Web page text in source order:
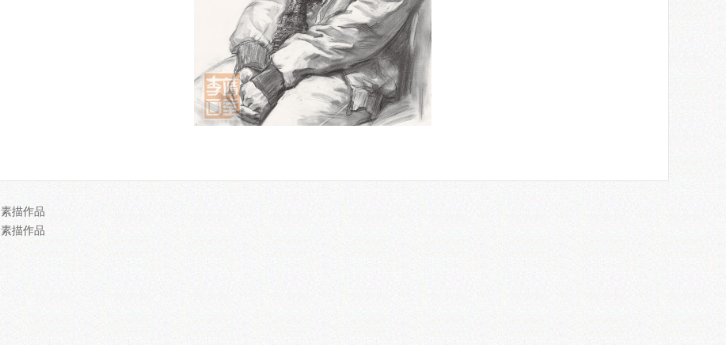
素描作品
素描作品